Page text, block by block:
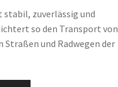
stabil, zuverlässig und
so den Transport von
Straßen und Radwegen der